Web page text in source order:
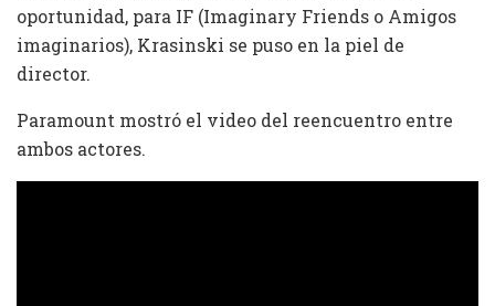
oportunidad, para IF (Imaginary Friends o Amigos
imaginarios), Krasinski se puso en la piel de
director.
Paramount mostró el video del reencuentro entre
ambos actores.